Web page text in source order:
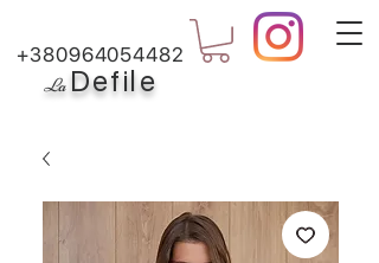
La Defile
+380964054482